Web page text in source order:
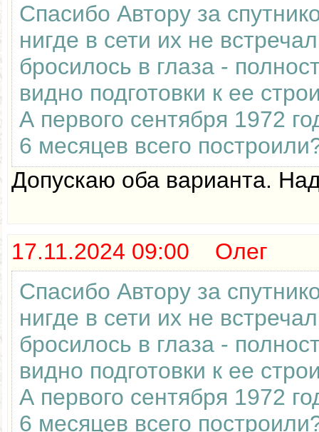
Спасибо Автору за
нигде в сети их не
бросилось в глаза -
видно подготовки к ее
А первого сентября 1972
6 месяцев всего
Допускаю оба варианта.
17.11.2024 09:00 Олег
Спасибо Автору за
нигде в сети их не
бросилось в глаза -
видно подготовки к ее
А первого сентября 1972
6 месяцев всего